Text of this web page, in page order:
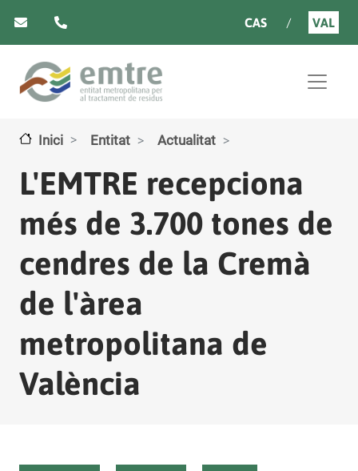
CAS VAL
Inici Entitat Actualitat
L'EMTRE recepciona
més de 3.700 tones de
cendres de la Cremà
de l'àrea
metropolitana de
València